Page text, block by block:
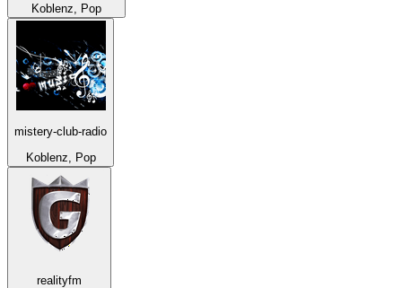
Koblenz, Pop
mistery-club-radio
Koblenz, Pop
realityfm